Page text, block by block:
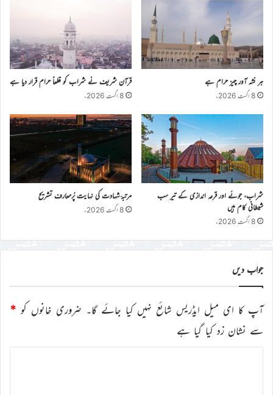
ہر نشہ آور چیز حرام ہے
8 اگست 2026ء
قرآن شریف نے شراب کو قطعاً حرام قرار دیا ہے
8 اگست 2026ء
شراب، جوئے اور قرعہ اندازی کے تیر سب
شیطانی کام ہیں
8 اگست 2026ء
مرتبۂ شہادت کی نہایت پُرمعارف تشریح
8 اگست 2026ء
جواب دیں
آپ کا ای میل ایڈریس شائع نہیں کیا جائے گا۔ ضروری خانوں کو *
سے نشان زد کیا گیا ہے